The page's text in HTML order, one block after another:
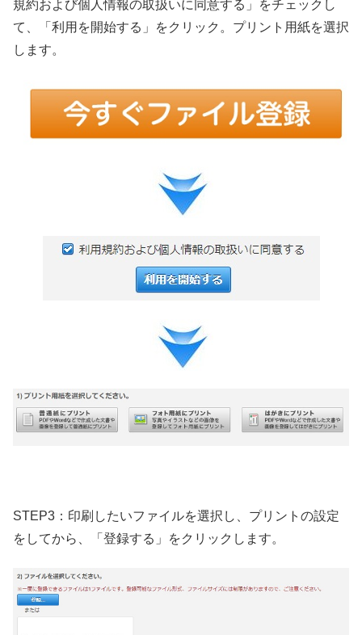
規約および個人情報の取扱いに同意する」をチェックし
て、「利用を開始する」をクリック。プリント用紙を選択
します。
STEP3：印刷したいファイルを選択し、プリントの設定
をしてから、「登録する」をクリックします。